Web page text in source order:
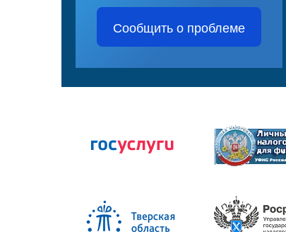
Сообщить о проблеме